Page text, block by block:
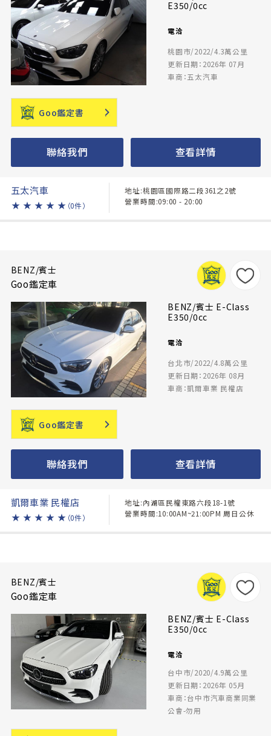
E350/0cc
電洽
桃園市/2022/4.3萬公里
更新日期：2026年 07月
車商：五太汽車
Goo鑑定書
聯絡我們 查看詳情
五太汽車
★ ★ ★ ★ ★ （0件）
地址:桃園區國際路二段361之2號
營業時間:09:00 - 20:00
BENZ/賓士
Goo鑑定車
BENZ/賓士 E-Class
E350/0cc
電洽
台北市/2022/4.8萬公里
更新日期：2026年 08月
車商：凱爾車業 民權店
Goo鑑定書
聯絡我們 查看詳情
凱爾車業 民權店
★ ★ ★ ★ ★ （0件）
地址:內湖區民權東路六段18-1號
營業時間:10:00AM~21:00PM 周日公休
BENZ/賓士
Goo鑑定車
BENZ/賓士 E-Class
E350/0cc
電洽
台中市/2020/4.9萬公里
更新日期：2026年 05月
車商：台中市汽車商業同業
公會-勿用